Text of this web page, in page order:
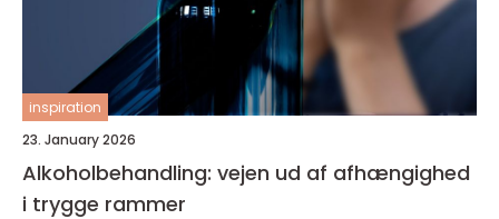
inspiration
23. January 2026
Alkoholbehandling: vejen ud af afhængighed
i trygge rammer